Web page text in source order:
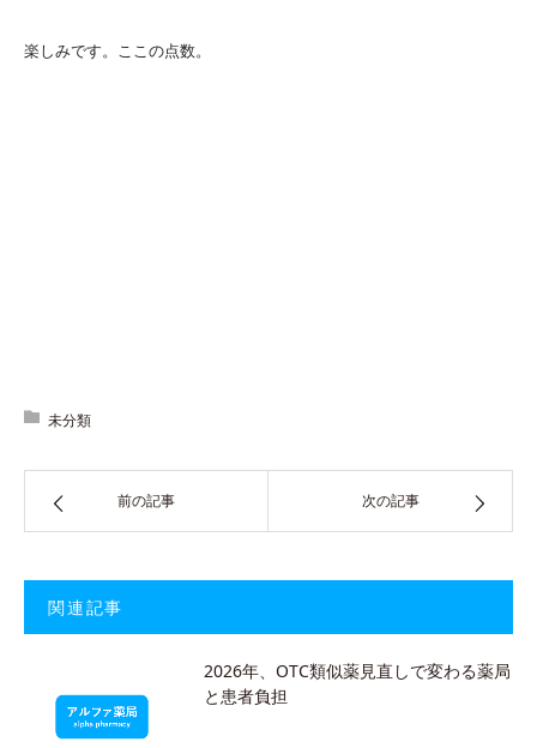
楽しみです。ここの点数。
未分類
前の記事 次の記事
関連記事
2026年、OTC類似薬見直しで変わる薬局
と患者負担